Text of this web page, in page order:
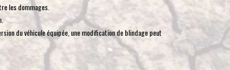
de
gestes
tels
les dommages.
du véhicule équipée, une modification de blindage peut